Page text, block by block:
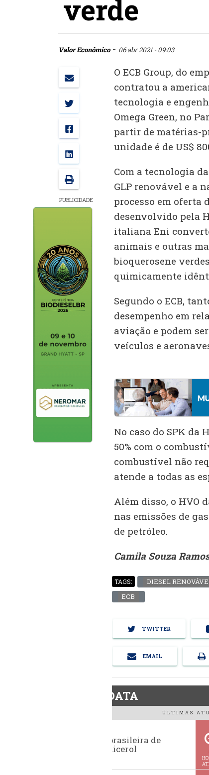
verde
Valor Econômico- 06 abr 2021 - 09:03
PUBLICIDADE
O ECB Group, do
contratou a
tecnologia e
Omega Green, no
partir de matérias-
unidade é de US$
Com a tecnologia
GLP renovável e a
processo em oferta
desenvolvido pela
italiana Eni
animais e outras
bioquerosene
quimicamente
Segundo o ECB,
desempenho em
aviação e podem
veículos e
No caso do SPK da
50% com o
combustível não
atende a todas as
Além disso, o HVO
nas emissões de
de petróleo.
Camila Souza
TAGS: DIESEL
ECB
TWITTER
EMAIL
BiodieselDATA
ÚLTIMAS
Exportação brasileira de
glicerina e glicerol